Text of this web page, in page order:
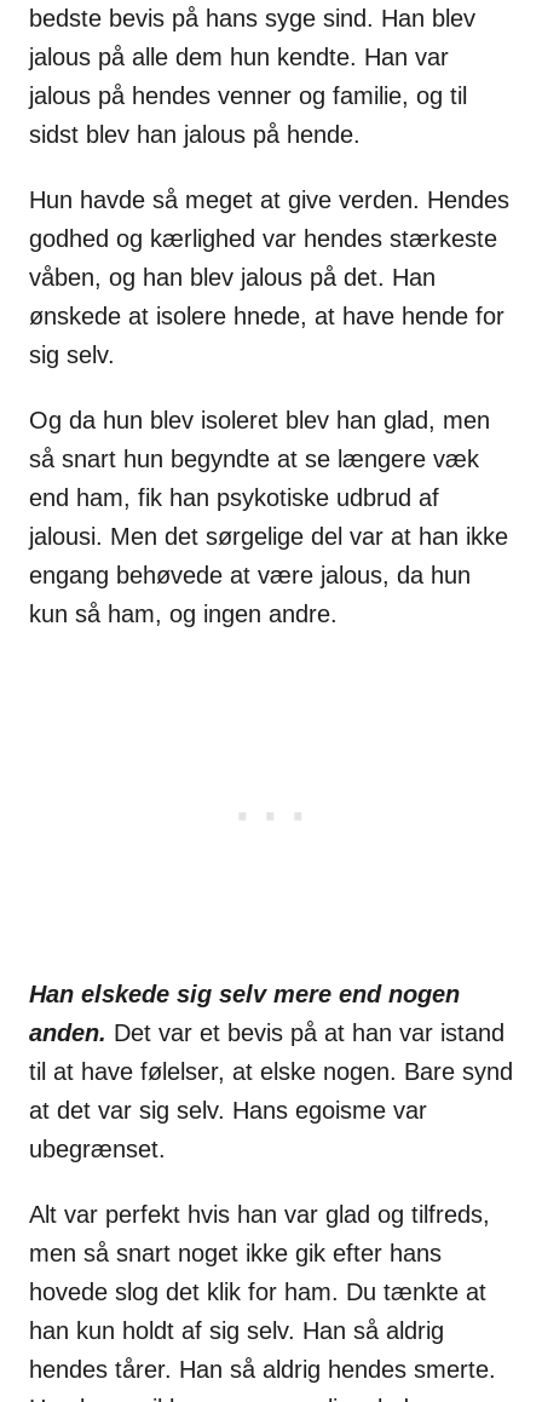
bedste bevis på hans syge sind. Han blev
jalous på alle dem hun kendte. Han var
jalous på hendes venner og familie, og til
sidst blev han jalous på hende.
Hun havde så meget at give verden. Hendes
godhed og kærlighed var hendes stærkeste
våben, og han blev jalous på det. Han
ønskede at isolere hnede, at have hende for
sig selv.
Og da hun blev isoleret blev han glad, men
så snart hun begyndte at se længere væk
end ham, fik han psykotiske udbrud af
jalousi. Men det sørgelige del var at han ikke
engang behøvede at være jalous, da hun
kun så ham, og ingen andre.
Han elskede sig selv mere end nogen
anden. Det var et bevis på at han var istand
til at have følelser, at elske nogen. Bare synd
at det var sig selv. Hans egoisme var
ubegrænset.
Alt var perfekt hvis han var glad og tilfreds,
men så snart noget ikke gik efter hans
hovede slog det klik for ham. Du tænkte at
han kun holdt af sig selv. Han så aldrig
hendes tårer. Han så aldrig hendes smerte.